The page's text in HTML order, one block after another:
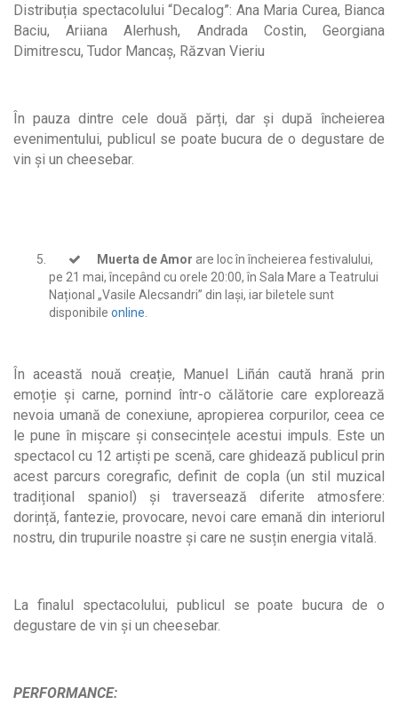
Distribuția spectacolului “Decalog”: Ana Maria Curea, Bianca
Baciu, Ariiana Alerhush, Andrada Costin, Georgiana
Dimitrescu, Tudor Mancaș, Răzvan Vieriu
În pauza dintre cele două părți, dar și după încheierea
evenimentului, publicul se poate bucura de o degustare de
vin şi un cheesebar.
Muerta de Amor are loc în încheierea festivalului,
pe 21 mai, începând cu orele 20:00, în Sala Mare a Teatrului
Național „Vasile Alecsandri” din Iași, iar biletele sunt
disponibile online
În această nouă creație, Manuel Liñán caută hrană prin
emoție și carne, pornind într-o călătorie care explorează
nevoia umană de conexiune, apropierea corpurilor, ceea ce
le pune în mișcare și consecințele acestui impuls. Este un
spectacol cu 12 artiști pe scenă, care ghidează publicul prin
acest parcurs coregrafic, definit de copla (un stil muzical
tradițional spaniol) și traversează diferite atmosfere:
dorință, fantezie, provocare, nevoi care emană din interiorul
nostru, din trupurile noastre și care ne susțin energia vitală.
La finalul spectacolului, publicul se poate bucura de o
degustare de vin şi un cheesebar.
PERFORMANCE: